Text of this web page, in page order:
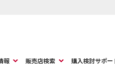
報 販売店検索 購入検討サポー